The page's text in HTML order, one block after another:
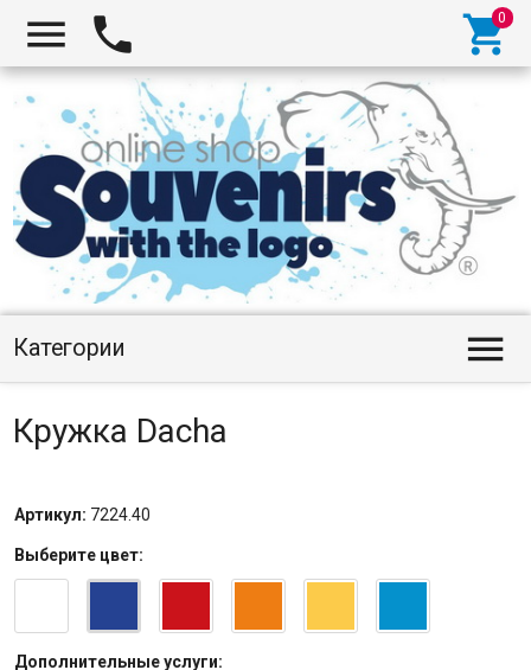
  
Категории 
Кружка Dacha
Артикул: 7224.40
Выберите цвет:
Дополнительные услуги: